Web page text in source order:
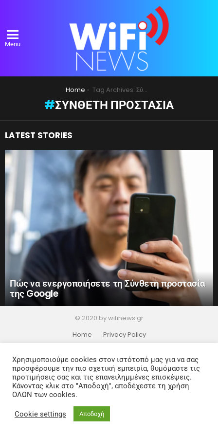
Menu
Home Tag Archives: Σύνθετη προστασία
ΣΎΝΘΕΤΗ ΠΡΟΣΤΑΣΊΑ
LATEST STORIES
Πώς να ενεργοποιήσετε τη Σύνθετη προστασία
της Google
© 2020 by wifinews.gr
Home
Privacy Policy
Χρησιμοποιούμε cookies στον ιστότοπό μας για να σας
προσφέρουμε την πιο σχετική εμπειρία, θυμόμαστε τις
προτιμήσεις σας και τις επανειλημμένες επισκέψεις.
Κάνοντας κλικ στο "Αποδοχή", αποδέχεστε τη χρήση
ΟΛΩΝ των cookies.
Cookie settings Αποδοχή